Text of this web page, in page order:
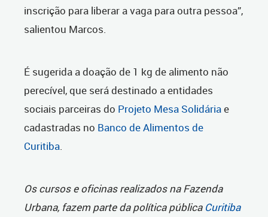
inscrição para liberar a vaga para outra pessoa”,
salientou Marcos.
É sugerida a doação de 1 kg de alimento não
perecível, que será destinado a entidades
sociais parceiras do Projeto Mesa Solidáriae
cadastradas no Banco de Alimentos de
Curitiba.
Os cursos e oficinas realizados na Fazenda
Urbana, fazem parte da política pública Curitiba